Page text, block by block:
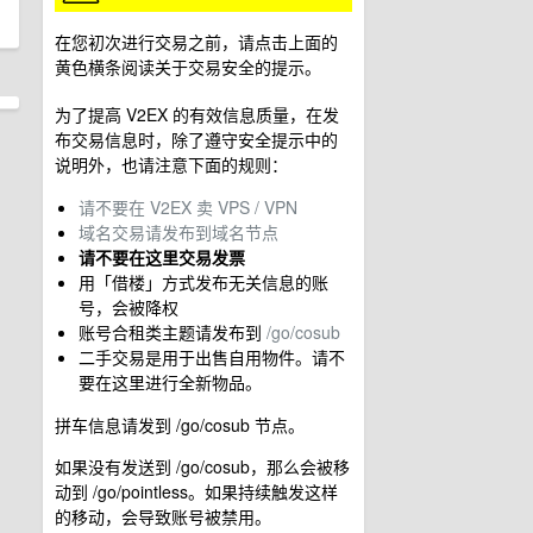
在您初次进行交易之前，请点击上面的
黄色横条阅读关于交易安全的提示。
为了提高 V2EX 的有效信息质量，在发
布交易信息时，除了遵守安全提示中的
说明外，也请注意下面的规则：
请不要在 V2EX 卖 VPS / VPN
域名交易请发布到域名节点
请不要在这里交易发票
用「借楼」方式发布无关信息的账
号，会被降权
账号合租类主题请发布到 /go/cosub
二手交易是用于出售自用物件。请不
要在这里进行全新物品。
拼车信息请发到 /go/cosub 节点。
如果没有发送到 /go/cosub，那么会被移
动到 /go/pointless。如果持续触发这样
的移动，会导致账号被禁用。